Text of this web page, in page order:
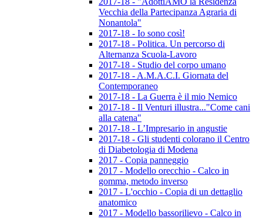
Vecchia della Partecipanza Agraria di
Nonantola"
2017-18 - Io sono così!
2017-18 - Politica. Un percorso di
Alternanza Scuola-Lavoro
2017-18 - Studio del corpo umano
2017-18 - A.M.A.C.I. Giornata del
Contemporaneo
2017-18 - La Guerra è il mio Nemico
2017-18 - Il Venturi illustra..."Come cani
alla catena"
2017-18 - L’Impresario in angustie
2017-18 - Gli studenti colorano il Centro
di Diabetologia di Modena
2017 - Copia panneggio
2017 - Modello orecchio - Calco in
gomma, metodo inverso
2017 - L'occhio - Copia di un dettaglio
anatomico
2017 - Modello bassorilievo - Calco in